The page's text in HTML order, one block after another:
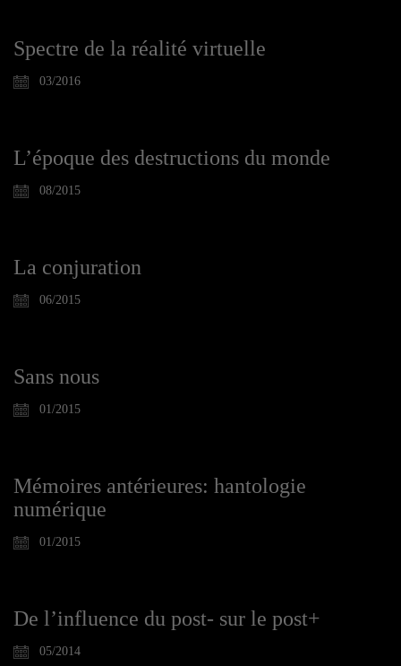
Spectre de la réalité virtuelle
03/2016
L’époque des destructions du monde
08/2015
La conjuration
06/2015
Sans nous
01/2015
Mémoires antérieures: hantologie
numérique
01/2015
De l’influence du post- sur le post+
05/2014